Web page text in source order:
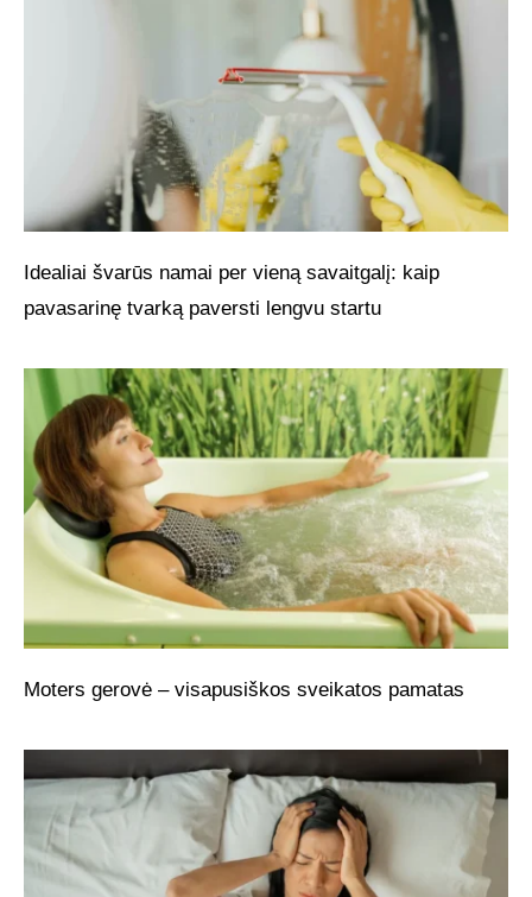
Idealiai švarūs namai per vieną savaitgalį: kaip
pavasarinę tvarką paversti lengvu startu
Moters gerovė – visapusiškos sveikatos pamatas